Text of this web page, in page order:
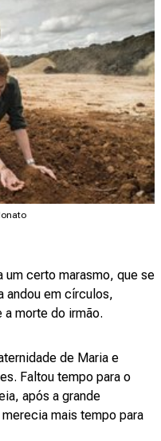
certo marasmo, que se
andou em círculos,
morte do irmão.
de Maria e
Faltou tempo para o
após a grande
mais tempo para